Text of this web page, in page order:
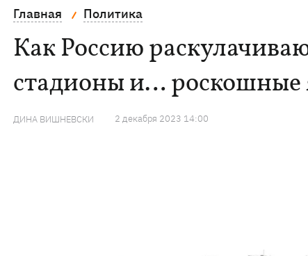
Главная Политика
Как Россию
стадионы и… роскошные
ДИНА ВИШНЕВСКИ 2 декабря 2023 14:00